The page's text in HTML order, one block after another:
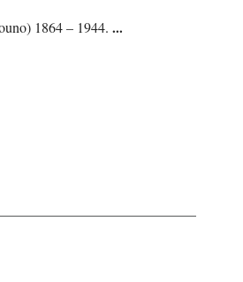
1864 – 1944....